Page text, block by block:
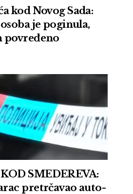
kod Novog Sada:
je poginula,
povređeno
SMEDEREVA:
pretrčavao auto-